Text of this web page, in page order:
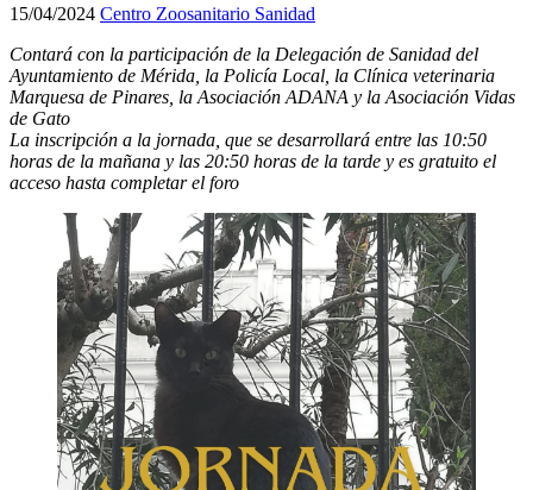
15/04/2024 Centro Zoosanitario Sanidad
Contará con la participación de la Delegación de Sanidad del
Ayuntamiento de Mérida, la Policía Local, la Clínica veterinaria
Marquesa de Pinares, la Asociación ADANA y la Asociación Vidas
de Gato
La inscripción a la jornada, que se desarrollará entre las 10:50
horas de la mañana y las 20:50 horas de la tarde y es gratuito el
acceso hasta completar el foro